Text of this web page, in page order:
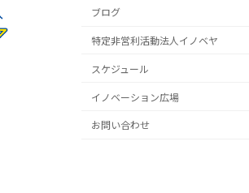
ブログ
特定非営利活動法人イノベヤ
スケジュール
イノベーション広場
お問い合わせ